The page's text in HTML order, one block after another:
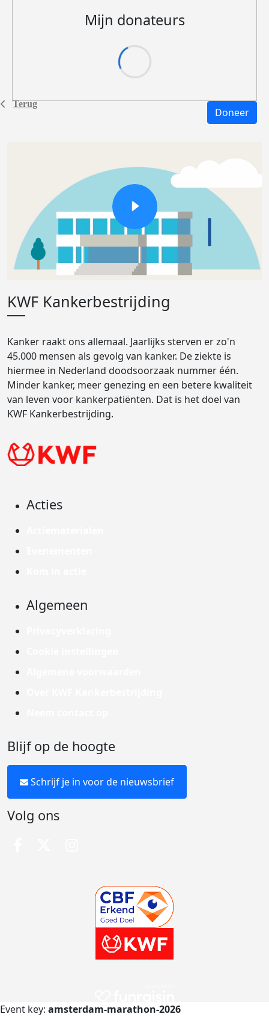
Terug
Mijn donateurs
Doneer
KWF Kankerbestrijding
Kanker raakt ons allemaal. Jaarlijks sterven er zo'n
45.000 mensen als gevolg van kanker. De ziekte is
hiermee in Nederland doodsoorzaak nummer één.
Minder kanker, meer genezing en een betere kwaliteit
van leven voor kankerpatiënten. Dat is het doel van
KWF Kankerbestrijding.
Acties
Algemeen
Blijf op de hoogte
Schrijf je in voor de nieuwsbrief
Volg ons
Event key: amsterdam-marathon-2026